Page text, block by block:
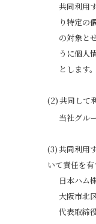
共同利用
り特定の
の対象と
うに個人
とします。
共同して
当社グル
共同利用
いて責任を
日本ハム
大阪市北
代表取締